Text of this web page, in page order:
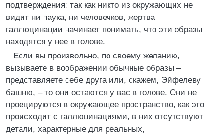
подтверждения; так как никто из окружающих не
видит ни паука, ни человечков, жертва
галлюцинации начинает понимать, что эти образы
находятся у нее в голове.
Если вы произвольно, по своему желанию,
вызываете в воображении обычные образы –
представляете себе друга или, скажем, Эйфелеву
башню, – то они остаются у вас в голове. Они не
проецируются в окружающее пространство, как это
происходит с галлюцинациями, в них отсутствуют
детали, характерные для реальных,